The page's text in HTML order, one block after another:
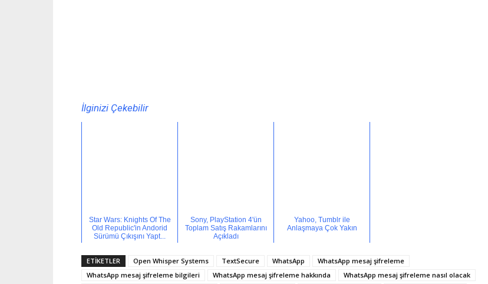
İlginizi Çekebilir
Star Wars: Knights Of The
Old Republic'in Andorid
Sürümü Çıkışını Yapt...
Sony, PlayStation 4'ün
Toplam Satış Rakamlarını
Açıkladı
Yahoo, Tumblr ile
Anlaşmaya Çok Yakın
ETİKETLER Open Whisper Systems TextSecure WhatsApp
WhatsApp mesaj şifreleme
WhatsApp mesaj şifreleme bilgileri
WhatsApp mesaj şifreleme hakkında
WhatsApp mesaj şifreleme nasıl olacak